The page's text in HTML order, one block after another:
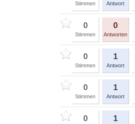
Stimmen Antwort
0
Stimmen
0
Antworten
0
Stimmen
1
Antwort
0
Stimmen
1
Antwort
0 1